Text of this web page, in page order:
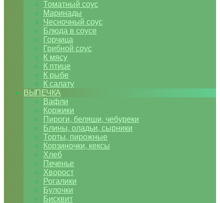
Томатный соус
Маринады
Чесночный соус
Блюда в соусе
Горчица
Грибной соус
К мясу
К птице
К рыбе
К салату
ВЫПЕЧКА
Вафли
Коржики
Пироги, беляши, чебуреки
Блины, оладьи, сырники
Торты, пирожные
Корзиночки, кексы
Хлеб
Печенье
Хворост
Рогалики
Булочки
Бисквит